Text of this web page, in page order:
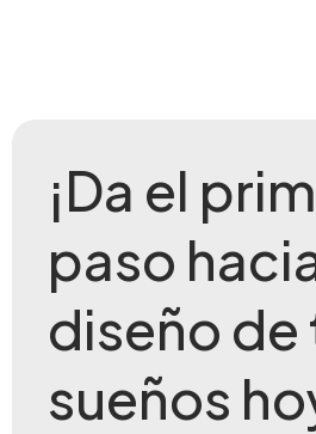
¡Da el
paso
diseño de
sueños